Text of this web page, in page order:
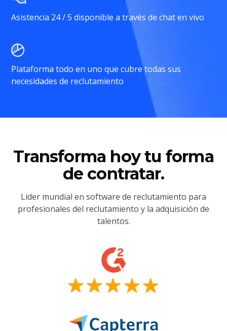
Asistencia 24 / 5 disponible a través de chat en vivo
Plataforma todo en uno que cubre todas sus
necesidades de reclutamiento
Transforma hoy tu forma
de contratar.
Líder mundial en software de reclutamiento para
profesionales del reclutamiento y la adquisición de
talentos.